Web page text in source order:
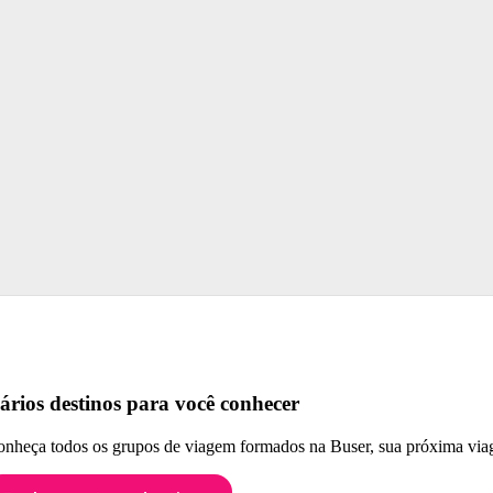
destinos para você conhecer
todos os grupos de viagem formados na Buser, sua próxima